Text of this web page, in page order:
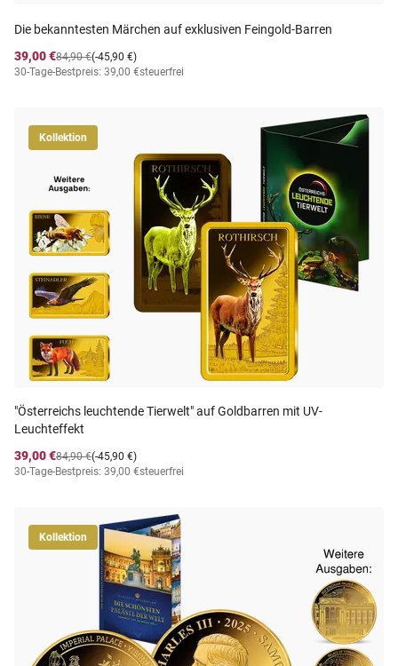
Die bekanntesten Märchen auf exklusiven Feingold-Barren
39,00 €
(-45,90 €)
84,90 €
30-Tage-Bestpreis: 39,00 €steuerfrei
Kollektion
"Österreichs leuchtende Tierwelt" auf Goldbarren mit UV-
Leuchteffekt
39,00 €
(-45,90 €)
84,90 €
30-Tage-Bestpreis: 39,00 €steuerfrei
Kollektion